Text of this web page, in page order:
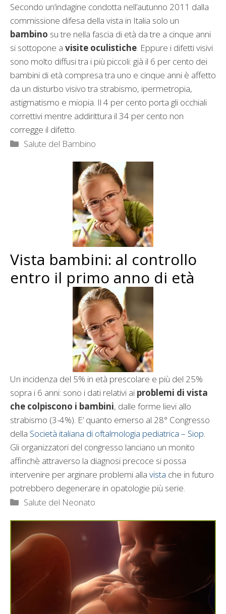
Secondo un’indagine condotta nell’autunno 2011 dalla
commissione difesa della vista in Italia solo un
bambino su tre nella fascia di età da tre a cinque anni
si sottopone a visite oculistiche . Eppure i difetti visivi
sono molto diffusi tra i più piccoli: già il 6 per cento dei
bambini di età compresa tra uno e cinque anni è affetto
da un disturbo visivo tra strabismo, ipermetropia,
astigmatismo e miopia. Il 4 per cento porta gli occhiali
correttivi mentre addirittura il 34 per cento non
corregge il difetto.
Categorie
Salute del Bambino
Vista bambini: al controllo
entro il primo anno di età
Un incidenza del 5% in età prescolare e più del 25%
sopra i 6 anni: sono i dati relativi ai problemi di vista
che colpiscono i bambini, dalle forme lievi allo
strabismo (3-4%). E’ quanto emerso al 28° Congresso
della Società italiana di oftalmologia pediatrica – Siop
Gli organizzatori del congresso lanciano un monito
affinchè attraverso la diagnosi precoce si possa
intervenire per arginare problemi alla vista che in futuro
potrebbero degenerare in opatologie più serie.
Categorie
Salute del Neonato